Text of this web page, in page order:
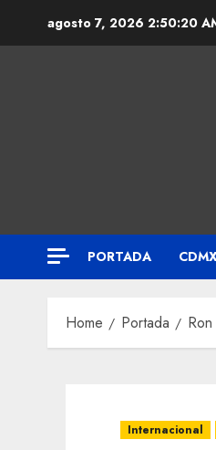
agosto 7, 2026 2:50:21
PORTADA
Home Portada
Internacional